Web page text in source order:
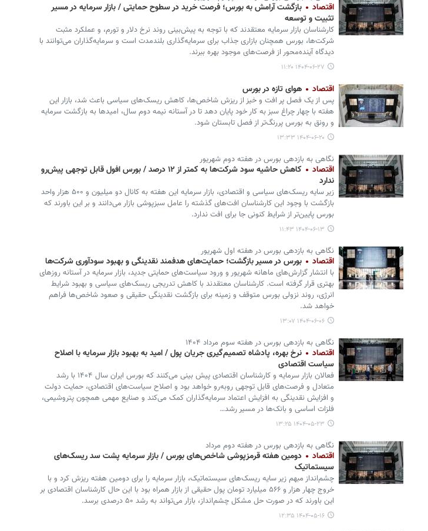
اقتصاد
بازگشت آرامش به بورس؛ فرصت خرید در سطوح حمایتی / بازار سرمایه در مسیر
تثبیت و توسعه
کارشناسان بازار سرمایه معتقدند که با توجه به پیش‌بینی روند نرخ دلار و تورم، و عملکرد مثبت
شرکت‌ها، بورس همچنان بازاری جذاب برای سرمایه‌گذاری بلندمدت است و سرمایه‌گذاران می‌توانند با
دیدگاه آینده‌محور از فرصت‌های موجود بهره ببرند.
۱۴۰۴-۰۶-۲۷ ۱۱:۲۰
اقتصاد هوای تازه در بورس
پس از یک فصل پر افت و خیز از ریزش شاخص‌ها، کاهش ریسک‌های سیاسی باعث شد، بازار این
هفته با چهار چراغ سبز به کار خود پایان دهد تا در آستانه نیمه دوم سال، امیدها به بازگشت سرمایه
و رونق به بورس پررنگ‌تر از فصل تابستان شود.
۱۴۰۴-۰۶-۲۰ ۱۳:۳۳
نگاهی به بازدهی بورس در هفته دوم شهریور
اقتصاد
کاهش حاشیه سود شرکت‌ها به کمتر از ۱۲ درصد / بورس افول قابل توجهی پیش‌رو
ندارد
زیر سایه ریسک‌های سیاسی و اقتصادی، بازار سرمایه این هفته به کانال دو میلیون و ۵۰۰ هزار واحد
بازگشت با وجود این کارشناسان افت‌های گذشته را عامل سبزپوشی بازار می‌دانند و بر این باورند که
بورس پایین‌تر از شرایط کنونی جا برای افت ندارد.
۱۴۰۴-۰۶-۱۳ ۱۱:۴۳
نگاهی به بازدهی بورس در هفته اول شهریور
اقتصاد بورس در مسیر بازگشت؛ حمایت‌های هدفمند نقدینگی و بهبود سودآوری شرکت‌ها
با انتشار گزارش‌های ماهانه شهریور و ورود سیاست‌های حمایتی جدید، بازار سرمایه در آستانه روزهای
بهتری قرار گرفته است. کارشناسان معتقدند با کاهش تدریجی ریسک‌های سیاسی و بهبود شرایط
انرژی، روند نزولی بورس متوقف و زمینه برای بازگشت نقدینگی حقیقی و صعود شاخص‌ها فراهم
خواهد شد.
۱۴۰۴-۰۶-۰۶ ۱۳:۰۷
نگاهی به بازدهی بورس در هفته سوم مرداد ۱۴۰۴
اقتصاد
نرخ بهره، پادشاه تصمیم‌گیری جریان پول / امید به بهبود بازار سرمایه با اصلاح
سیاست اقتصادی
فعالان بازار سرمایه و کارشناسان اقتصادی پیش بینی می‌کنند که بورس ایران سال ۱۴۰۴ با رشد
متعادل و فرصت‌های قابل توجهی روبه‌رو خواهد بود و اصلاح سیاست‌های اقتصادی، حمایت دولت
و افزایش نقدینگی به افزایش اعتماد سرمایه‌گذاران کمک می‌کند و صنایع مهمی همچون پتروشیمی،
فلزات اساسی و بانک‌ها در مسیر رشد…
۱۴۰۴-۰۵-۲۳ ۱۳:۲۵
نگاهی به بازدهی بورس در هفته دوم مرداد
اقتصاد
دومین هفته قرمزپوشی شاخص‌های بورس / بازار سرمایه پشت سد ریسک‌های
سیستماتیک
چشم‌انداز مبهم زیر سایه ریسک‌های سیستماتیک، بازار سرمایه را برای دومین هفته ریزش کرد و با
خروج چهار هزار و ۵۶۶ میلیارد تومان پول حقیقی از بازار همراه بود با این حال کارشناسان اقتصادی بر
این باورند که در صورت حل مشکل چشم‌انداز، بازار می‌تواند به رشد ۵۰ درصدی برسد.
۱۴۰۴-۰۵-۱۶ ۱۲:۳۵